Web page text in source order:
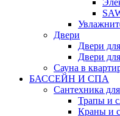
Двери
Двери
Двери
Сауна в
БАССЕЙН И СПА
Сантехника
Трапы и
Краны и